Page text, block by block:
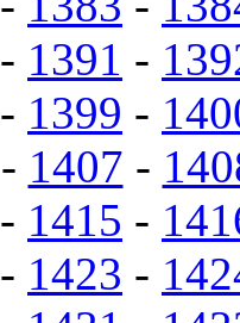
- 1391 -
- 1399 -
- 1407 -
- 1415 -
- 1423 -